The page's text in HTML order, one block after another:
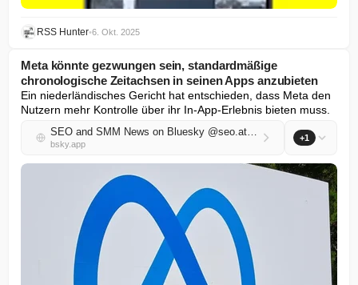
RSS Hunter•6. Okt. 2025
Meta könnte gezwungen sein, standardmäßige
chronologische Zeitachsen in seinen Apps anzubieten
Ein niederländisches Gericht hat entschieden, dass Meta den
Nutzern mehr Kontrolle über ihr In-App-Erlebnis bieten muss.
SEO and SMM News on Bluesky @seo.at.thenote.app
bsky.app
+1